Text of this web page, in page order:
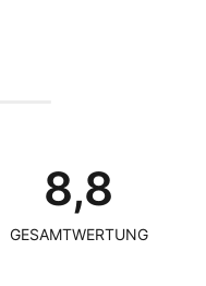
8,8
GESAMTWERTUNG